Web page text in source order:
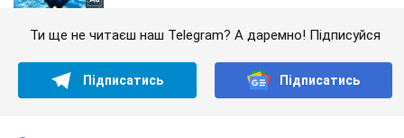
Ти ще не читаєш наш Telegram? А даремно! Підписуйся
Підписатись Підписатись